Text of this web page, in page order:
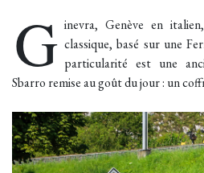
G inevra, Genève en
classique, basé sur une
particularité est une
Sbarro remise au goût du jour : un